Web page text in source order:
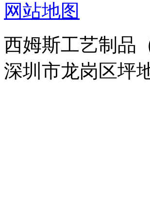
网站地图
西姆斯工艺制品
深圳市龙岗区坪